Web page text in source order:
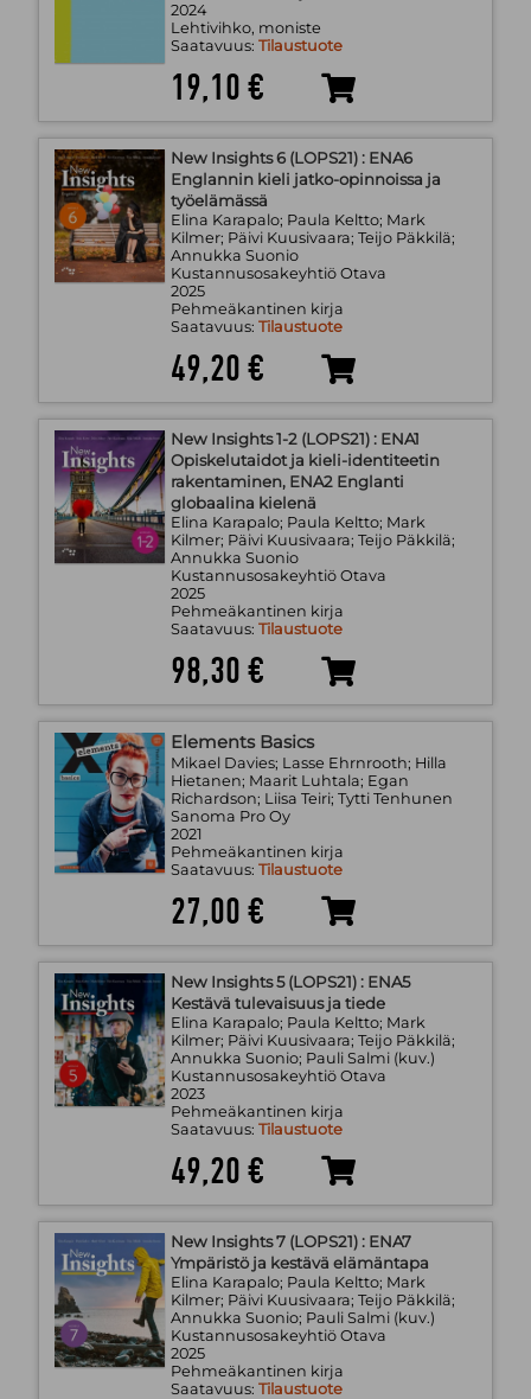
2024
Lehtivihko, moniste
Saatavuus: Tilaustuote
19,10 €
New Insights 6 (LOPS21) : ENA6
Englannin kieli jatko-opinnoissa ja
työelämässä
Elina Karapalo; Paula Keltto; Mark
Kilmer; Päivi Kuusivaara; Teijo Päkkilä;
Annukka Suonio
Kustannusosakeyhtiö Otava
2025
Pehmeäkantinen kirja
Saatavuus: Tilaustuote
49,20 €
New Insights 1-2 (LOPS21) : ENA1
Opiskelutaidot ja kieli-identiteetin
rakentaminen, ENA2 Englanti
globaalina kielenä
Elina Karapalo; Paula Keltto; Mark
Kilmer; Päivi Kuusivaara; Teijo Päkkilä;
Annukka Suonio
Kustannusosakeyhtiö Otava
2025
Pehmeäkantinen kirja
Saatavuus: Tilaustuote
98,30 €
Elements Basics
Mikael Davies; Lasse Ehrnrooth; Hilla
Hietanen; Maarit Luhtala; Egan
Richardson; Liisa Teiri; Tytti Tenhunen
Sanoma Pro Oy
2021
Pehmeäkantinen kirja
Saatavuus: Tilaustuote
27,00 €
New Insights 5 (LOPS21) : ENA5
Kestävä tulevaisuus ja tiede
Elina Karapalo; Paula Keltto; Mark
Kilmer; Päivi Kuusivaara; Teijo Päkkilä;
Annukka Suonio; Pauli Salmi (kuv.)
Kustannusosakeyhtiö Otava
2023
Pehmeäkantinen kirja
Saatavuus: Tilaustuote
49,20 €
New Insights 7 (LOPS21) : ENA7
Ympäristö ja kestävä elämäntapa
Elina Karapalo; Paula Keltto; Mark
Kilmer; Päivi Kuusivaara; Teijo Päkkilä;
Annukka Suonio; Pauli Salmi (kuv.)
Kustannusosakeyhtiö Otava
2025
Pehmeäkantinen kirja
Saatavuus: Tilaustuote